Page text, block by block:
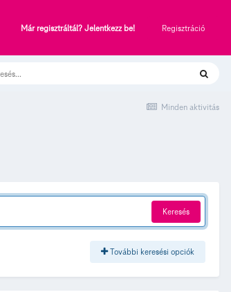
Már regisztráltál? Jelentkezz be! Regisztráció
Minden aktivitás
Keresés
További keresési opciók